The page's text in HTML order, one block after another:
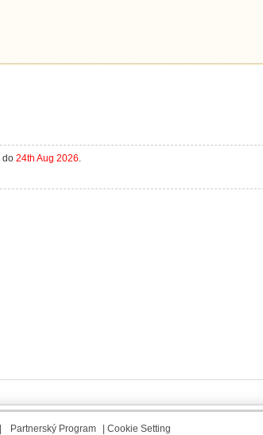
do 24th Aug 2026.
Partnerský Program Cookie Setting